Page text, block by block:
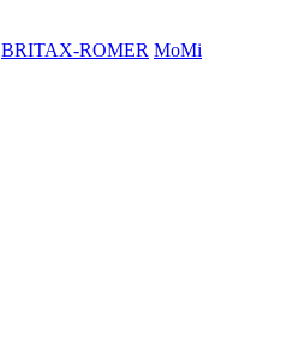
BRITAX-ROMER MoMi